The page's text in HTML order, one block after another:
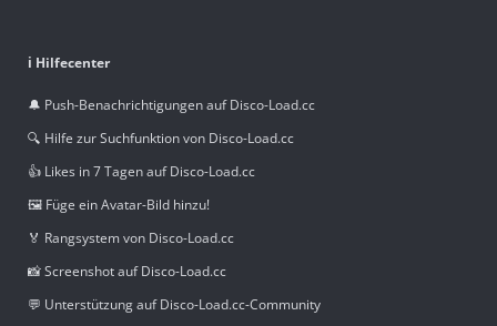
ℹ️ Hilfecenter
🔔 Push-Benachrichtigungen auf Disco-Load.cc
🔍 Hilfe zur Suchfunktion von Disco-Load.cc
👍 Likes in 7 Tagen auf Disco-Load.cc
🖼️ Füge ein Avatar-Bild hinzu!
🏅 Rangsystem von Disco-Load.cc
📸 Screenshot auf Disco-Load.cc
💬 Unterstützung auf Disco-Load.cc-Community